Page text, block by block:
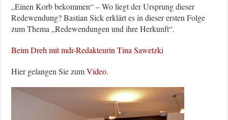
„Einen Korb bekommen“ – Wo liegt der Ursprung dieser
Redewendung? Bastian Sick erklärt es in dieser ersten Folge
zum Thema „Redewendungen und ihre Herkunft“.
Beim Dreh mit mdr-Redakteurin Tina Sawetzki
Hier gelangen Sie zumVideo.